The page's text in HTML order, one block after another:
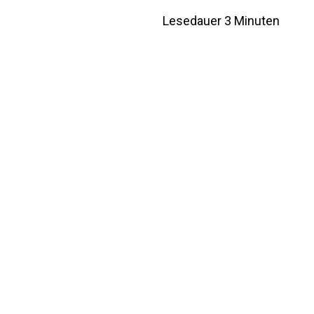
Lesedauer 3 Minuten